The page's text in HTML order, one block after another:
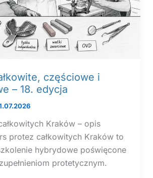
częściowe i
– 18. edycja
Kraków – opis
protez całkowitych Kraków to
hybrydowe poświęcone
protetycznym.